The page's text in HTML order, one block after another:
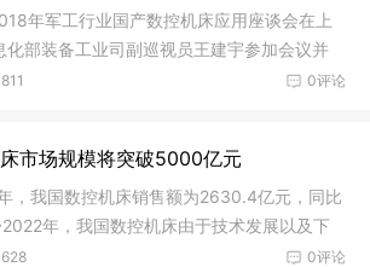
军工行业国产数控机床应用座谈会在上
化部装备工业司副巡视员王建宇参加会议并
及在军工行业应用情况，他强调，我国机床
床装备可靠性和精度保持性亟待提升，下
性改革为主线，深化军民融合、两化融合、
0评论
市场规模将突破5000亿元
我国数控机床销售额为2630.4亿元，同比
年，我国数控机床由于技术发展以及下
因，仍会保持10%~12%之间的增长速度，
0评论